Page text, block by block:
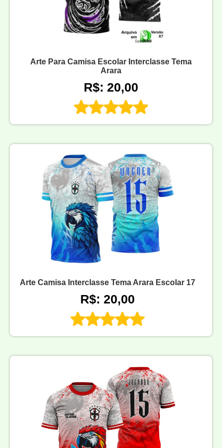
Arte Para Camisa Escolar Interclasse Tema
Arara
R$: 20,00
Arte Camisa Interclasse Tema Arara Escolar 17
R$: 20,00